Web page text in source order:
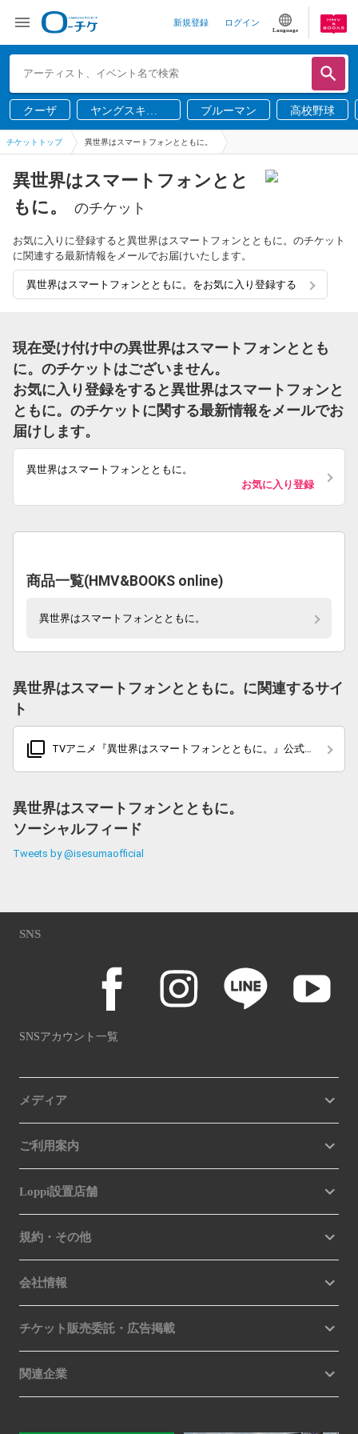
新規登録 ログイン
Language
クーザ
ヤングスキニ
ー
ブルーマン 高校野球
チケットトップ 異世界はスマートフォンとともに。
異世界はスマートフォンとと
もに。
のチケット
お気に入りに登録すると異世界はスマートフォンとともに。のチケット
に関連する最新情報をメールでお届けいたします。
異世界はスマートフォンとともに。をお気に入り登録する
現在受け付け中の異世界はスマートフォンととも
に。のチケットはございません。
お気に入り登録をすると異世界はスマートフォンと
ともに。のチケットに関する最新情報をメールでお
届けします。
異世界はスマートフォンとともに。
お気に入り登録
商品一覧(HMV&BOOKS online)
異世界はスマートフォンとともに。
異世界はスマートフォンとともに。に関連するサイ
ト
filter_none
TVアニメ『異世界はスマートフォンとともに。』公式
異世界はスマートフォンとともに。
ソーシャルフィード
Tweets by @isesumaofficial
SNS
SNSアカウント一覧
メディア
ご利用案内
Loppi設置店舗
規約・その他
会社情報
チケット販売委託・広告掲載
関連企業